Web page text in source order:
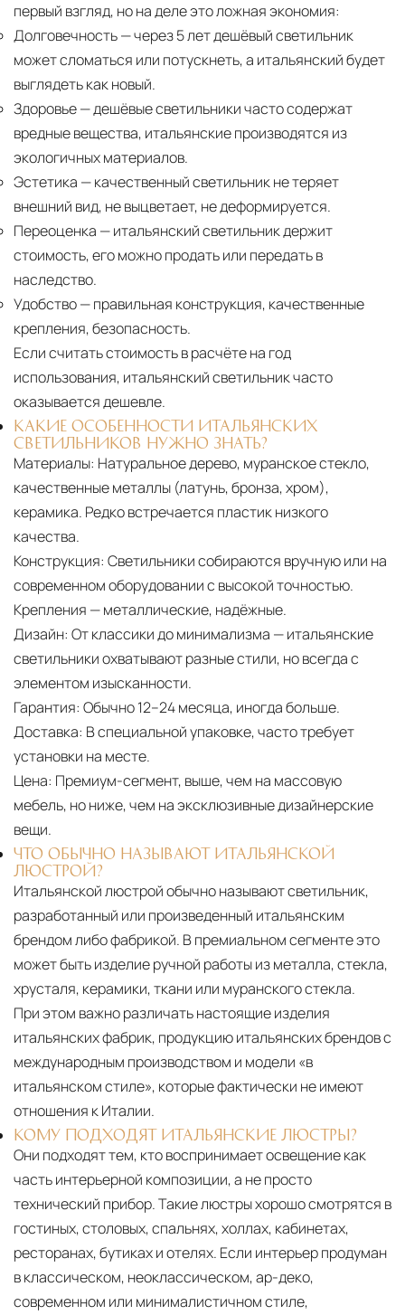
первый взгляд, но на деле это ложная экономия:
Долговечность— через 5 лет дешёвый светильник
может сломаться или потускнеть, а итальянский будет
выглядеть как новый.
Здоровье— дешёвые светильники часто содержат
вредные вещества, итальянские производятся из
экологичных материалов.
Эстетика — качественный светильник не теряет
внешний вид, не выцветает, не деформируется.
Переоценка — итальянский светильник держит
стоимость, его можно продать или передать в
наследство.
Удобство— правильная конструкция, качественные
крепления, безопасность.
Если считать стоимость в расчёте на год
использования, итальянский светильник часто
оказывается дешевле.
КАКИЕ ОСОБЕННОСТИ ИТАЛЬЯНСКИХ
СВЕТИЛЬНИКОВ НУЖНО ЗНАТЬ?
Материалы: Натуральное дерево, муранское стекло,
качественные металлы (латунь, бронза, хром),
керамика. Редко встречается пластик низкого
качества.
Конструкция: Светильники собираются вручную или на
современном оборудовании с высокой точностью.
Крепления — металлические, надёжные.
Дизайн: От классики до минимализма — итальянские
светильники охватывают разные стили, но всегда с
элементом изысканности.
Гарантия: Обычно 12–24 месяца, иногда больше.
Доставка: В специальной упаковке, часто требует
установки на месте.
Цена: Премиум-сегмент, выше, чем на массовую
мебель, но ниже, чем на эксклюзивные дизайнерские
вещи.
ЧТО ОБЫЧНО НАЗЫВАЮТ ИТАЛЬЯНСКОЙ
ЛЮСТРОЙ?
Итальянской люстрой обычно называют светильник,
разработанный или произведенный итальянским
брендом либо фабрикой. В премиальном сегменте это
может быть изделие ручной работы из металла, стекла,
хрусталя, керамики, ткани или муранского стекла.
При этом важно различать настоящие изделия
итальянских фабрик, продукцию итальянских брендов с
международным производством и модели «в
итальянском стиле», которые фактически не имеют
отношения к Италии.
КОМУ ПОДХОДЯТ ИТАЛЬЯНСКИЕ ЛЮСТРЫ?
Они подходят тем, кто воспринимает освещение как
часть интерьерной композиции, а не просто
технический прибор. Такие люстры хорошо смотрятся в
гостиных, столовых, спальнях, холлах, кабинетах,
ресторанах, бутиках и отелях. Если интерьер продуман
в классическом, неоклассическом, ар-деко,
современном или минималистичном стиле,